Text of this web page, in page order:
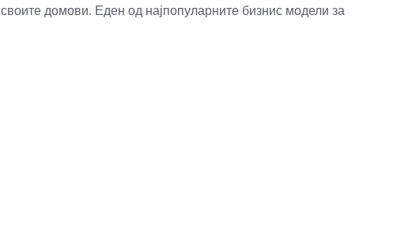
домови. Еден од најпопуларните бизнис модели за